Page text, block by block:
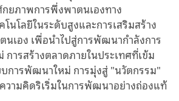
ยภาพการพึ่งพาตนเองทาง
นโลยีในระดับสูงและการเสริมสร้าง
นเอง เพื่อนำไปสู่การพัฒนากำลังการ
ารสร้างตลาดภายในประเทศที่เข้ม
บการพัฒนาใหม่ การมุ่งสู่ "นวัตกรรม"
ความคิดริเริ่มในการพัฒนาอย่างถ่องแท้